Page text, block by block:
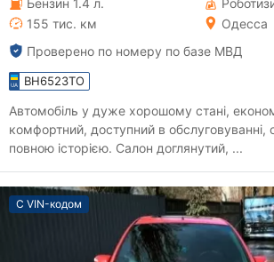
155 тис. км
Одесса
Проверено по номеру по базе МВД
BH6523TO
Автомобіль у дуже хорошому стані,
комфортний, доступний в обслуговуванні,
повною історією. Салон доглянутий, ...
С VIN-кодом